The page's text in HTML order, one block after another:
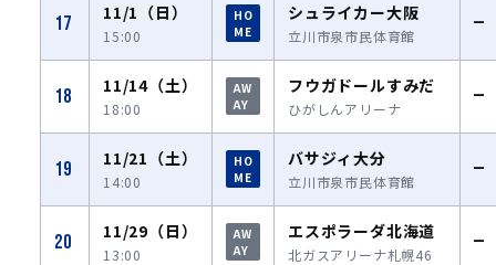
17 11/1（日）
15:00
HO
ME
シュライカー大阪
立川市泉市民体育館
—
18 11/14（土）
18:00
AW
AY
フウガドールすみだ
ひがしんアリーナ
—
19 11/21（土）
14:00
HO
ME
バサジィ大分
立川市泉市民体育館
—
20 11/29（日）
13:00
AW
AY
エスポラーダ北海道
北ガスアリーナ札幌46
—